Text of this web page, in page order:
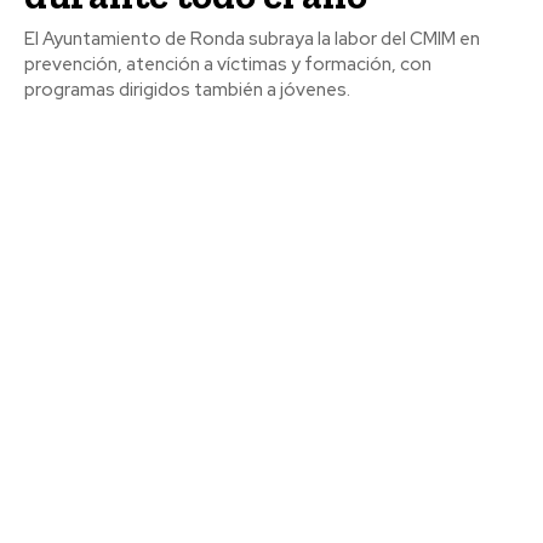
El Ayuntamiento de Ronda subraya la labor del CMIM en
prevención, atención a víctimas y formación, con
programas dirigidos también a jóvenes.